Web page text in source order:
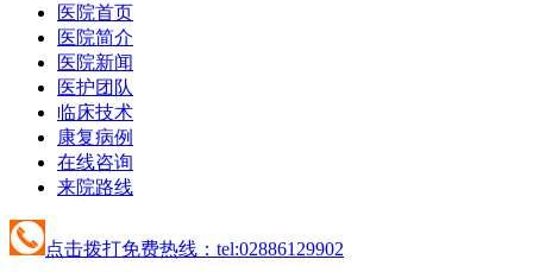
医院首页
医院简介
医院新闻
医护团队
临床技术
康复病例
在线咨询
来院路线
点击拨打免费热线：tel:02886129902